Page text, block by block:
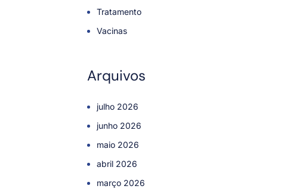
Tratamento
Vacinas
Arquivos
julho 2026
junho 2026
maio 2026
abril 2026
março 2026